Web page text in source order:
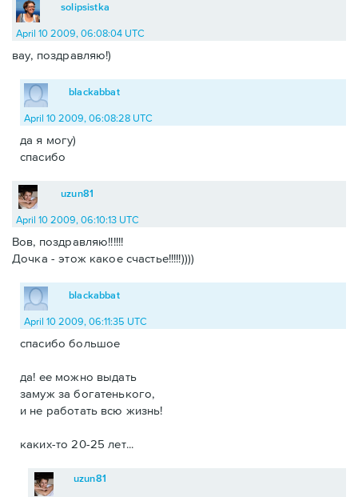
solipsistka
April 10 2009, 06:08:04 UTC
вау, поздравляю!)
blackabbat
April 10 2009, 06:08:28 UTC
да я могу)
спасибо
uzun81
April 10 2009, 06:10:13 UTC
Вов, поздравляю!!!!!!
Дочка - этож какое счастье!!!!!))))
blackabbat
April 10 2009, 06:11:35 UTC
спасибо большое
да! ее можно выдать
замуж за богатенького,
и не работать всю жизнь!
каких-то 20-25 лет...
uzun81